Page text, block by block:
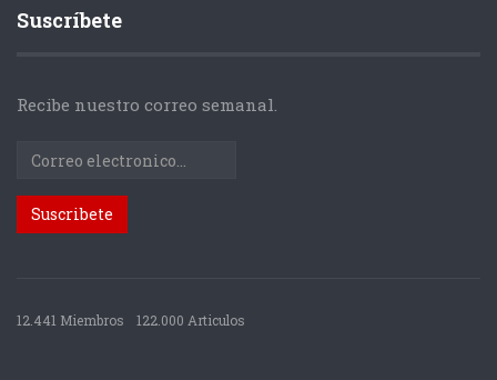
Suscríbete
Recibe nuestro correo semanal.
12.441 Miembros 122.000 Articulos